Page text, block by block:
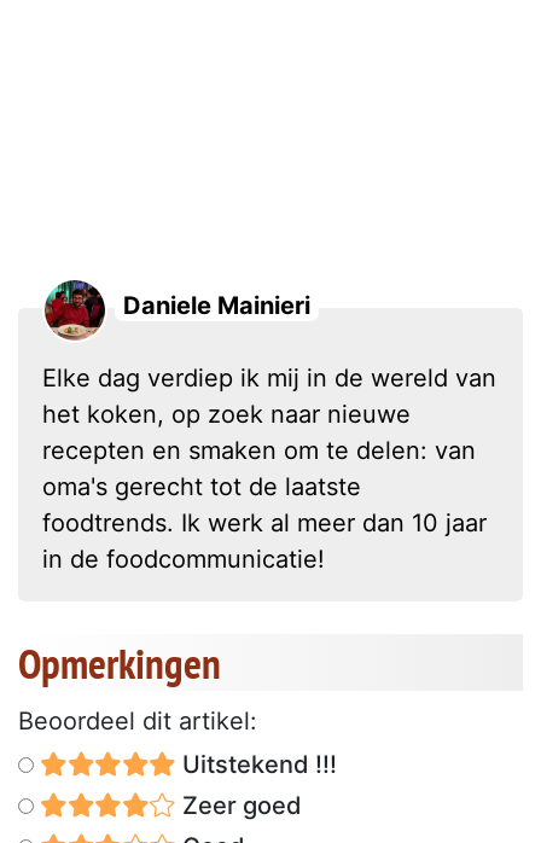
Daniele Mainieri
Elke dag verdiep ik mij in de wereld van
het koken, op zoek naar nieuwe
recepten en smaken om te delen: van
oma's gerecht tot de laatste
foodtrends. Ik werk al meer dan 10 jaar
in de foodcommunicatie!
Opmerkingen
Beoordeel dit artikel:
Uitstekend !!!
Zeer goed